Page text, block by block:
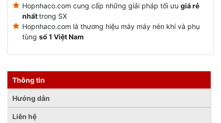
Hopnhaco.com cung cấp những giải pháp tối ưu giá rẻ
nhấttrong SX
Hopnhaco.com là thương hiệu máy máy nén khí và phụ
tùng số 1 Việt Nam
Thông tin
Hướng dẫn
Liên hệ